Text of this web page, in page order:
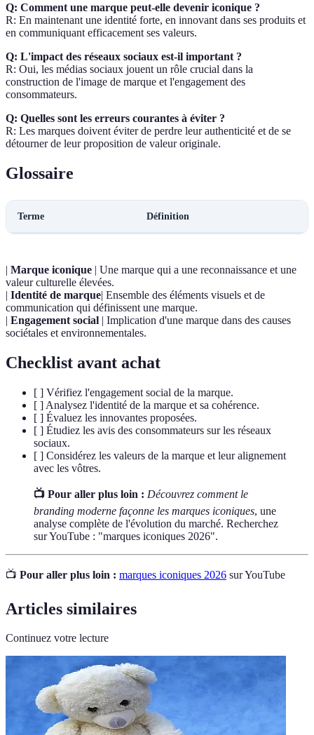
Q: Comment une marque peut-elle devenir iconique ?
R: En maintenant une identité forte, en innovant dans ses produits et
en communiquant efficacement ses valeurs.
Q: L'impact des réseaux sociaux est-il important ?
R: Oui, les médias sociaux jouent un rôle crucial dans la
construction de l'image de marque et l'engagement des
consommateurs.
Q: Quelles sont les erreurs courantes à éviter ?
R: Les marques doivent éviter de perdre leur authenticité et de se
détourner de leur proposition de valeur originale.
Glossaire
Terme Définition
| Marque iconique | Une marque qui a une reconnaissance et une
valeur culturelle élevées.
| Identité de marque| Ensemble des éléments visuels et de
communication qui définissent une marque.
| Engagement social | Implication d'une marque dans des causes
sociétales et environnementales.
Checklist avant achat
[ ] Vérifiez l'engagement social de la marque.
[ ] Analysez l'identité de la marque et sa cohérence.
[ ] Évaluez les innovantes proposées.
[ ] Étudiez les avis des consommateurs sur les réseaux
sociaux.
[ ] Considérez les valeurs de la marque et leur alignement
avec les vôtres.
📺 Pour aller plus loin : Découvrez comment le
branding moderne façonne les marques iconiques, une
analyse complète de l'évolution du marché. Recherchez
sur YouTube : "marques iconiques 2026".
📺 Pour aller plus loin : marques iconiques 2026 sur YouTube
Articles similaires
Continuez votre lecture